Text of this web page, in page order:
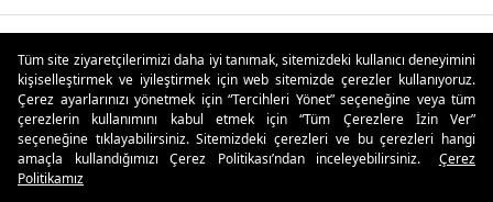
Tüm site ziyaretçilerimizi daha iyi tanımak, sitemizdeki kullanıcı deneyimini
kişiselleştirmek ve iyileştirmek için web sitemizde çerezler kullanıyoruz.
Çerez ayarlarınızı yönetmek için “Tercihleri Yönet” seçeneğine veya tüm
çerezlerin kullanımını kabul etmek için “Tüm Çerezlere İzin Ver”
seçeneğine tıklayabilirsiniz. Sitemizdeki çerezleri ve bu çerezleri hangi
amaçla kullandığımızı Çerez Politikası’ndan inceleyebilirsiniz.
Çerez
Politikamız
Özdilekteyim'de Taksit Avantajları
Güvenli Alışveriş